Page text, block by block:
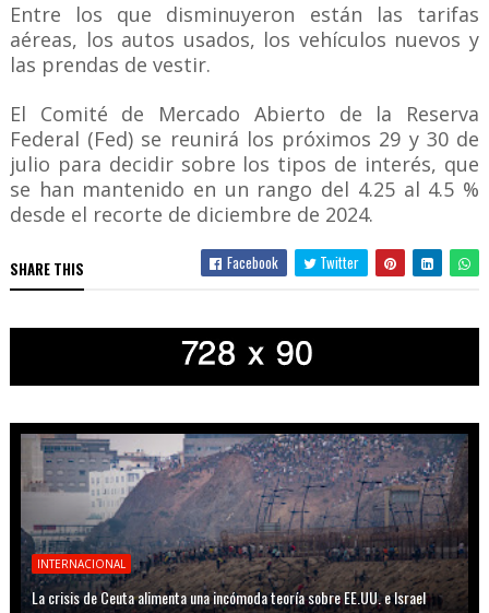
Entre los que disminuyeron están las tarifas
aéreas, los autos usados, los vehículos nuevos y
las prendas de vestir.
El Comité de Mercado Abierto de la Reserva
Federal (Fed) se reunirá los próximos 29 y 30 de
julio para decidir sobre los tipos de interés, que
se han mantenido en un rango del 4.25 al 4.5 %
desde el recorte de diciembre de 2024.
SHARE THIS Facebook Twitter
INTERNACIONAL
La crisis de Ceuta alimenta una incómoda teoría sobre EE.UU. e Israel